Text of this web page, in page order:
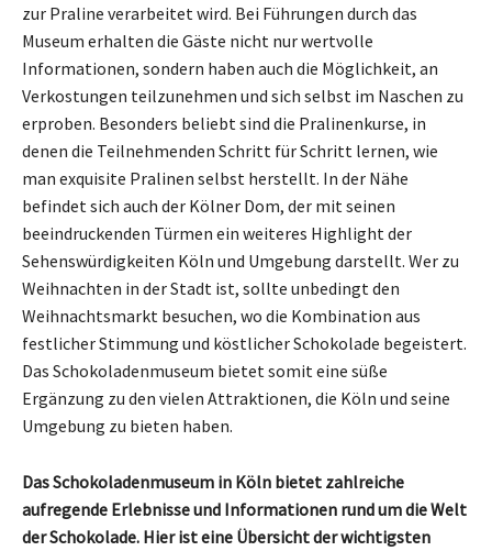
zur Praline verarbeitet wird. Bei Führungen durch das
Museum erhalten die Gäste nicht nur wertvolle
Informationen, sondern haben auch die Möglichkeit, an
Verkostungen teilzunehmen und sich selbst im Naschen zu
erproben. Besonders beliebt sind die Pralinenkurse, in
denen die Teilnehmenden Schritt für Schritt lernen, wie
man exquisite Pralinen selbst herstellt. In der Nähe
befindet sich auch der Kölner Dom, der mit seinen
beeindruckenden Türmen ein weiteres Highlight der
Sehenswürdigkeiten Köln und Umgebung darstellt. Wer zu
Weihnachten in der Stadt ist, sollte unbedingt den
Weihnachtsmarkt besuchen, wo die Kombination aus
festlicher Stimmung und köstlicher Schokolade begeistert.
Das Schokoladenmuseum bietet somit eine süße
Ergänzung zu den vielen Attraktionen, die Köln und seine
Umgebung zu bieten haben.
Das Schokoladenmuseum in Köln bietet zahlreiche
aufregende Erlebnisse und Informationen rund um die Welt
der Schokolade. Hier ist eine Übersicht der wichtigsten